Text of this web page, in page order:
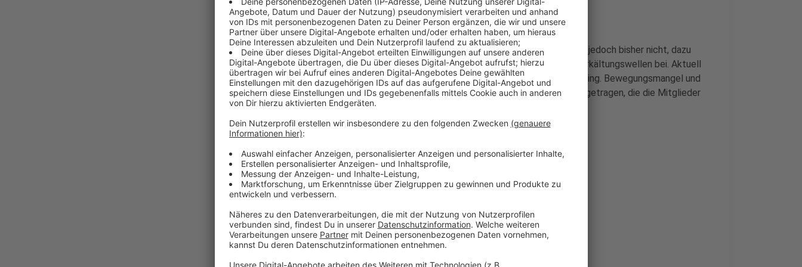
Anzeige
Vergleichbar mit den Monaten vor der Pandemie seien die Zahlen jedoch bisher nicht, dazu
tragen unter anderem auch die hohen Energiekosten und starke Erkältungswellen bei. Aktuell
besonders gefragt seien Rücken-Übungen und funktionelles Training. Bewegungsmangel und
Homeoffice haben deutlich zu den körperlichen Beschwerden beigetragen, die die Mitglieder
wieder loswerden möchten, heißt es von den Fitnessstudios.
Weitere Meldungen aus Leverkusen
Anzeige
Leverkusen: 40 Müllcontainer in der Silvesternacht abgebrannt